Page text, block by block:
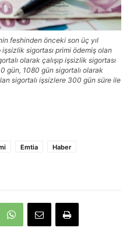
feshinden önceki son üç yıl
sigortası primi ödemiş olan
olarak çalışıp işsizlik sigortası
gün, 1080 gün sigortalı olarak
sigortalı işsizlere 300 gün süre ile
Emtia
Haber